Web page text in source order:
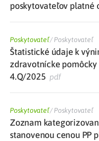
poskytovateľov platné
Poskytovateľ/Poskytovateľ
Štatistické údaje k
zdravotnícke
4.Q/2025 pdf
Poskytovateľ/Poskytovateľ
Zoznam
stanovenou cenou PP